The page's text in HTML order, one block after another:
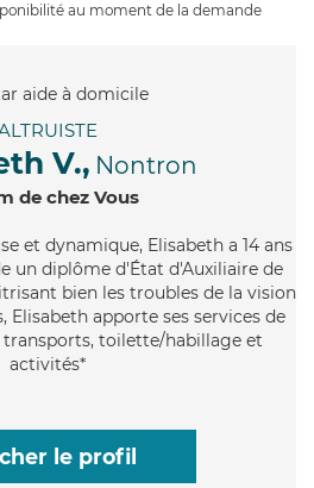
au moment de la demande
V., Nontron
de chez Vous
et dynamique, Elisabeth a 14 ans
un diplôme d'État d'Auxiliaire de
bien les troubles de la vision
apporte ses services de
toilette/habillage et
activités*
le profil